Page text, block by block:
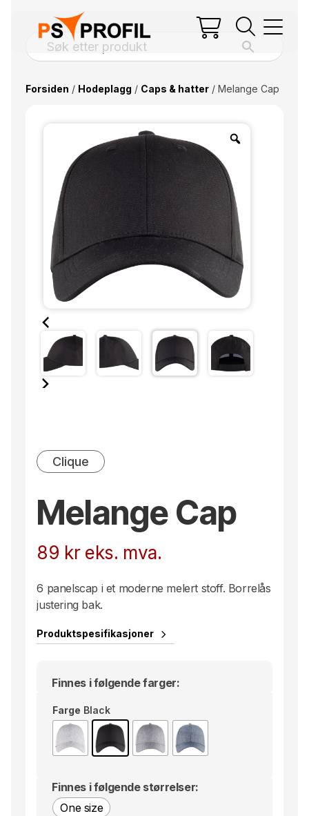
Forsiden / Hodeplagg / Caps & hatter/ Melange Cap
Clique
Melange Cap
89 kr eks. mva.
6 panelscap i et moderne melert stoff. Borrelås
justering bak.
Produktspesifikasjoner
Finnes i følgende farger:
Farge Black
Finnes i følgende størrelser:
One size